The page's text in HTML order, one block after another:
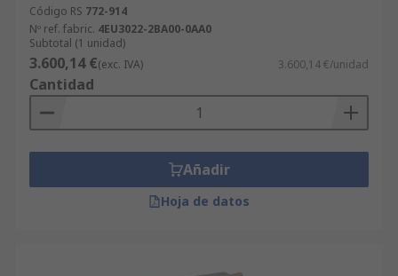
Código RS 772-914
Nº ref. fabric. 4EU3022-2BA00-0AA0
Subtotal (1 unidad)
3.600,14 €(exc. IVA) 3.600,14 €/unidad
Cantidad
Añadir
Hoja de datos